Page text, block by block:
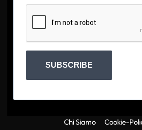
SUBSCRIBE
Chi Siamo Cookie-